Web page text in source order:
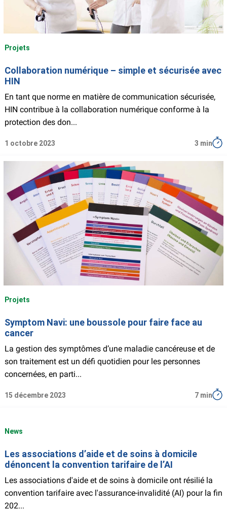
Projets
Collaboration numérique – simple et sécurisée avec
HIN
En tant que norme en matière de communication sécurisée,
HIN contribue à la collaboration numérique conforme à la
protection des don...
1 octobre 2023 3 min
Projets
Symptom Navi: une boussole pour faire face au
cancer
La gestion des symptômes d’une maladie cancéreuse et de
son traitement est un défi quotidien pour les personnes
concernées, en parti...
15 décembre 2023 7 min
News
Les associations d’aide et de soins à domicile
dénoncent la convention tarifaire de l’AI
Les associations d'aide et de soins à domicile ont résilié la
convention tarifaire avec l'assurance-invalidité (AI) pour la fin
202...